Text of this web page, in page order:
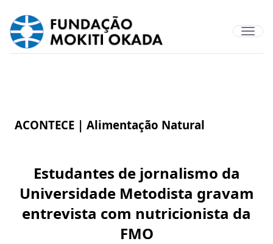
ACONTECE | Alimentação Natural
Estudantes de jornalismo da
Universidade Metodista gravam
entrevista com nutricionista da
FMO